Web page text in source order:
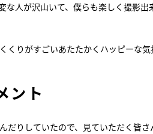
な人が沢山いて、僕らも楽しく撮影
くりがすごいあたたかくハッピーな
ント
だりしていたので、見ていただく皆